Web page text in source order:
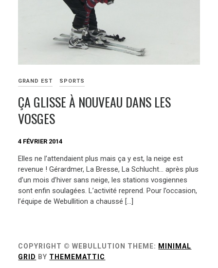
GRAND EST SPORTS
ÇA GLISSE À NOUVEAU DANS LES
VOSGES
4 FÉVRIER 2014
Elles ne l’attendaient plus mais ça y est, la neige est
revenue ! Gérardmer, La Bresse, La Schlucht… après plus
d’un mois d’hiver sans neige, les stations vosgiennes
sont enfin soulagées. L’activité reprend. Pour l’occasion,
l’équipe de Webullition a chaussé […]
COPYRIGHT © WEBULLUTION THEME: MINIMAL
GRID BY THEMEMATTIC